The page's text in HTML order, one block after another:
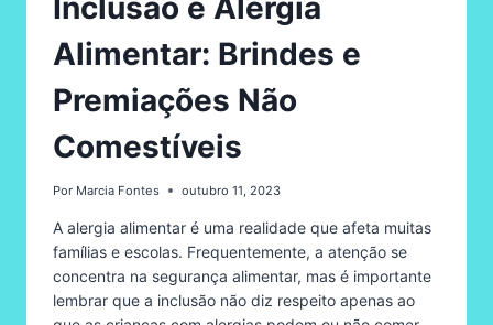
Alimentar: Brindes e
Premiações Não
Comestíveis
Por Marcia Fontes outubro 11, 2023
A alergia alimentar é uma realidade que afeta muitas
famílias e escolas. Frequentemente, a atenção se
concentra na segurança alimentar, mas é importante
lembrar que a inclusão não diz respeito apenas ao